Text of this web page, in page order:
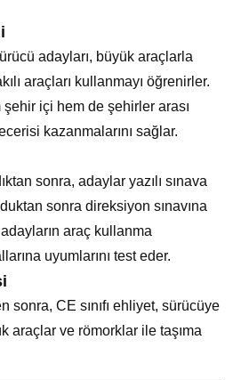
adayları, büyük araçlarla
araçları kullanmayı öğrenirler.
içi hem de şehirler arası
kazanmalarını sağlar.
sonra, adaylar yazılı sınava
sonra direksiyon sınavına
araç kullanma
uyumlarını test eder.
sonra, CE sınıfı ehliyet, sürücüye
araçlar ve römorklar ile taşıma